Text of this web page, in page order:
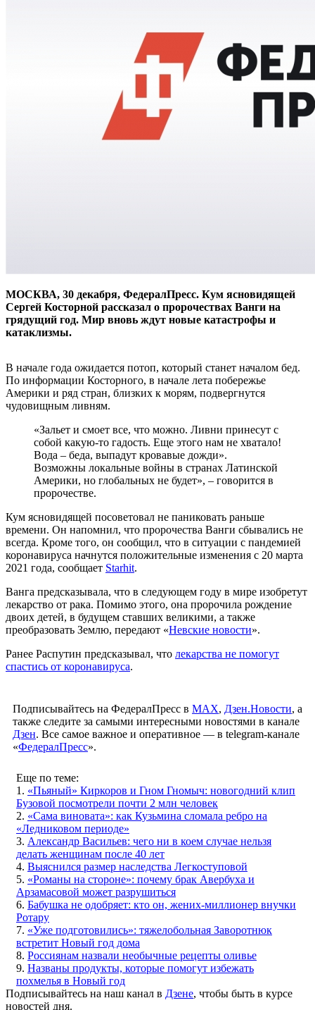
МОСКВА, 30 декабря, ФедералПресс. Кум ясновидящей
Сергей Косторной рассказал о пророчествах Ванги на
грядущий год. Мир вновь ждут новые катастрофы и
катаклизмы.
В начале года ожидается потоп, который станет началом бед.
По информации Косторного, в начале лета побережье
Америки и ряд стран, близких к морям, подвергнутся
чудовищным ливням.
«Зальет и смоет все, что можно. Ливни принесут с
собой какую-то гадость. Еще этого нам не хватало!
Вода – беда, выпадут кровавые дожди».
Возможны локальные войны в странах Латинской
Америки, но глобальных не будет», – говорится в
пророчестве.
Кум ясновидящей посоветовал не паниковать раньше
времени. Он напомнил, что пророчества Ванги сбывались не
всегда. Кроме того, он сообщил, что в ситуации с пандемией
коронавируса начнутся положительные изменения с 20 марта
2021 года, сообщает Starhit.
Ванга предсказывала, что в следующем году в мире изобретут
лекарство от рака. Помимо этого, она пророчила рождение
двоих детей, в будущем ставших великими, а также
преобразовать Землю, передают «Невские новости».
Ранее Распутин предсказывал, что лекарства не помогут
спастись от коронавируса.
Подписывайтесь на ФедералПресс в МАХ, Дзен.Новости, а
также следите за самыми интересными новостями в канале
Дзен. Все самое важное и оперативное — в telegram-канале
«ФедералПресс».
Еще по теме:
1. «Пьяный» Киркоров и Гном Гномыч: новогодний клип
Бузовой посмотрели почти 2 млн человек
2. «Сама виновата»: как Кузьмина сломала ребро на
«Ледниковом периоде»
3. Александр Васильев: чего ни в коем случае нельзя
делать женщинам после 40 лет
4. Выяснился размер наследства Легкоступовой
5. «Романы на стороне»: почему брак Авербуха и
Арзамасовой может разрушиться
6. Бабушка не одобряет: кто он, жених-миллионер внучки
Ротару
7. «Уже подготовились»: тяжелобольная Заворотнюк
встретит Новый год дома
8. Россиянам назвали необычные рецепты оливье
9. Названы продукты, которые помогут избежать
похмелья в Новый год
Подписывайтесь на наш канал в Дзене, чтобы быть в курсе
новостей дня.